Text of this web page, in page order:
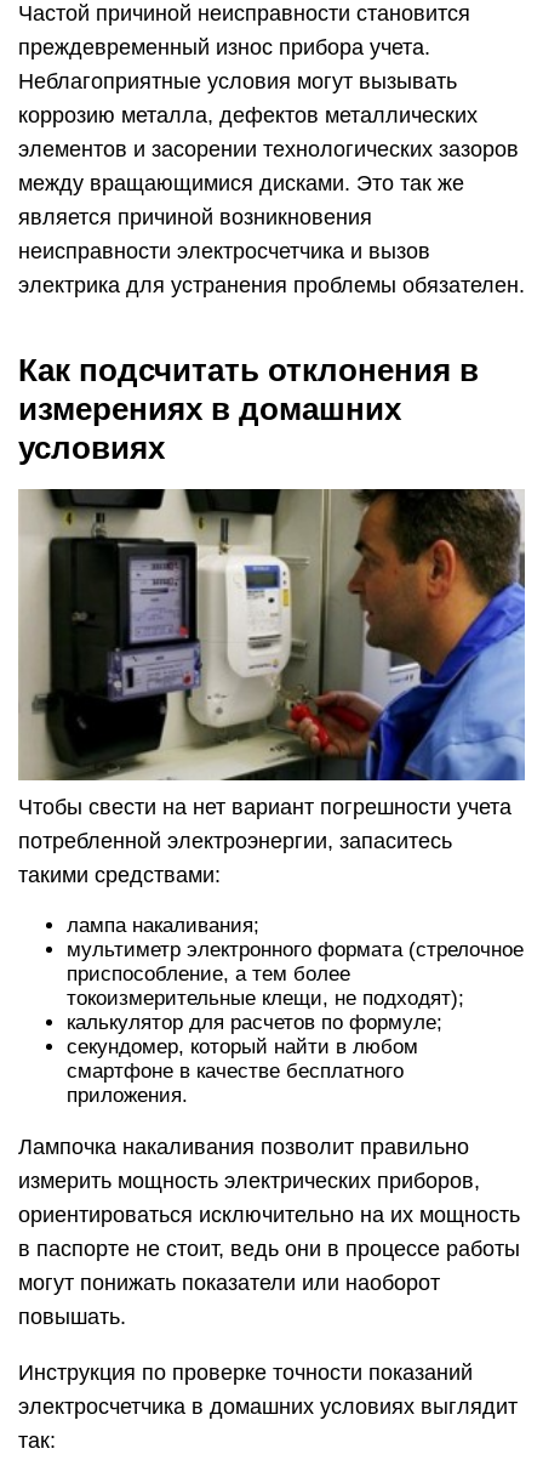
Частой причиной неисправности становится
преждевременный износ прибора учета.
Неблагоприятные условия могут вызывать
коррозию металла, дефектов металлических
элементов и засорении технологических зазоров
между вращающимися дисками. Это так же
является причиной возникновения
неисправности электросчетчика и вызов
электрика для устранения проблемы обязателен.
Как подсчитать отклонения в
измерениях в домашних
условиях
Чтобы свести на нет вариант погрешности учета
потребленной электроэнергии, запаситесь
такими средствами:
лампа накаливания;
мультиметр электронного формата (стрелочное
приспособление, а тем более
токоизмерительные клещи, не подходят);
калькулятор для расчетов по формуле;
секундомер, который найти в любом
смартфоне в качестве бесплатного
приложения.
Лампочка накаливания позволит правильно
измерить мощность электрических приборов,
ориентироваться исключительно на их мощность
в паспорте не стоит, ведь они в процессе работы
могут понижать показатели или наоборот
повышать.
Инструкция по проверке точности показаний
электросчетчика в домашних условиях выглядит
так: